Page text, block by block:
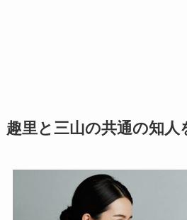
趣里と三山の共通の知人